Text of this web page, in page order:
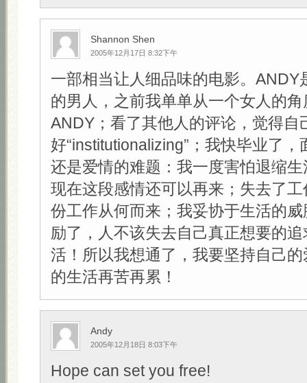
Shannon Shen
2005年12月17日 8:32下午
一部相当让人细品味的电影。ANDY
的男人，之前我单单从一个女人的
ANDY；看了其他人的评论，觉得自
好“institutionalizing”；我快毕业了，
还是爱情的难题：我一度害怕退缩
现在这段感情还可以再来；失去了
份工作从何而来；我妥协于生活的
励了，人不该失去自己真正想要的
活！所以我想通了，我要坚持自己
的生活再苦再累！
Andy
2005年12月18日 8:03下午
Hope can set you free!